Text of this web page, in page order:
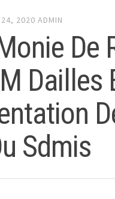
24, 2020 ADMIN
De
Dailles
Sdmis